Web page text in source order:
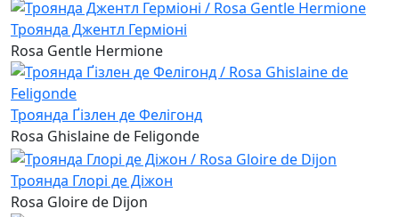
Троянда Джентл Герміоні
Rosa Gentle Hermione
Троянда Ґізлен де Фелігонд
Rosa Ghislaine de Feligonde
Троянда Глорі де Діжон
Rosa Gloire de Dijon